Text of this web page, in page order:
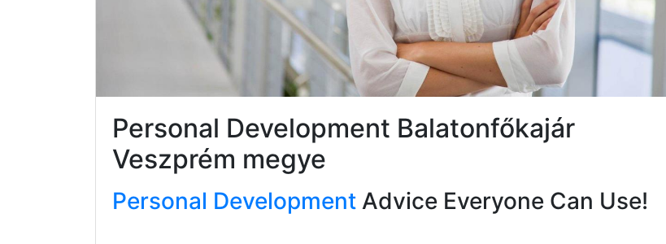
Personal Development Balatonfőkajár
Veszprém megye
Personal Development Advice Everyone Can Use!